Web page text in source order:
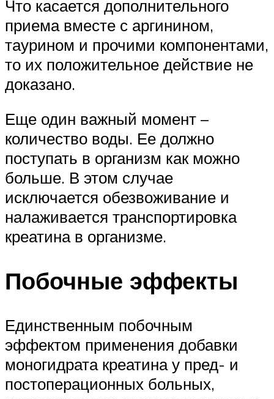
Что касается дополнительного
приема вместе с аргинином,
таурином и прочими компонентами,
то их положительное действие не
доказано.
Еще один важный момент –
количество воды. Ее должно
поступать в организм как можно
больше. В этом случае
исключается обезвоживание и
налаживается транспортировка
креатина в организме.
Побочные эффекты
Единственным побочным
эффектом применения добавки
моногидрата креатина у пред- и
постоперационных больных,